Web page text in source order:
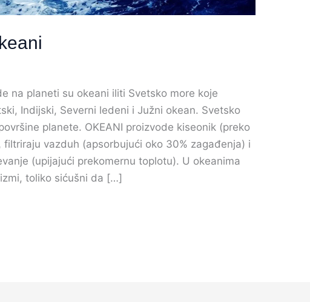
na planeti su okeani iliti Svetsko more​ koje
Indijski, Severni ledeni i Južni okean. Svetsko
planete.​ OKEANI proizvode kiseonik (preko
vazduh (apsorbujući oko 30% zagađenja) i
(upijajući prekomernu toplotu). U okeanima
toliko sićušni da […]